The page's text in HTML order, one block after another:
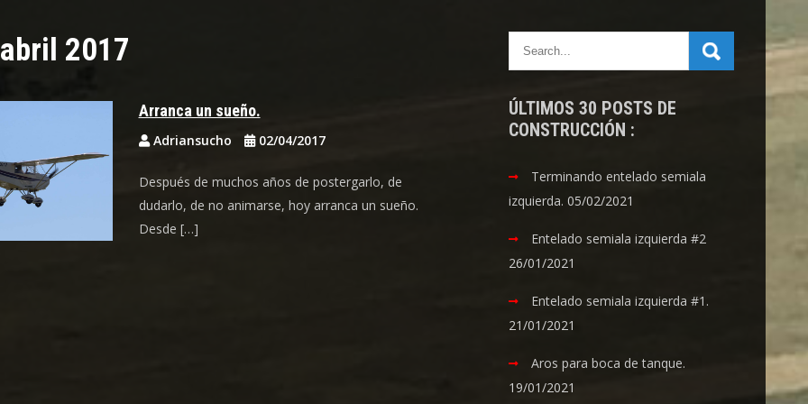
abril 2017
Arranca un sueño.
Adriansucho 02/04/2017
Después de muchos años de postergarlo, de
dudarlo, de no animarse, hoy arranca un sueño.
Desde […]
ÚLTIMOS 30 POSTS DE
CONSTRUCCIÓN :
Terminando entelado semiala
izquierda. 05/02/2021
Entelado semiala izquierda #2
26/01/2021
Entelado semiala izquierda #1.
21/01/2021
Aros para boca de tanque.
19/01/2021